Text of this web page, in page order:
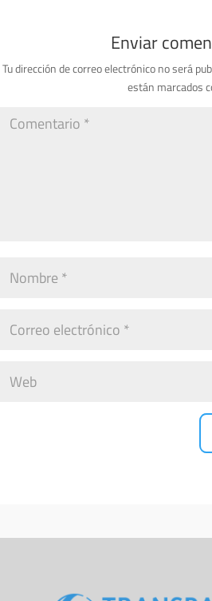
Enviar
Tu dirección de correo electrónico no será
están marcados